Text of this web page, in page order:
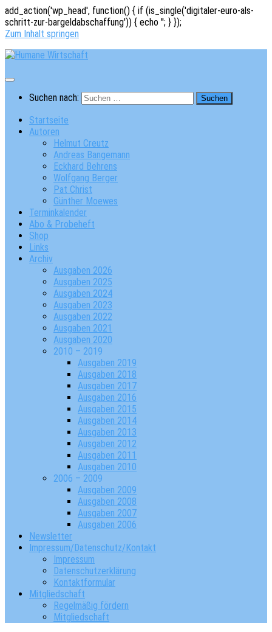
add_action('wp_head', function() { if (is_single('digitaler-euro-als-
schritt-zur-bargeldabschaffung')) { echo ''; } });
Zum Inhalt springen
Suchen nach:
Startseite
Autoren
Helmut Creutz
Andreas Bangemann
Eckhard Behrens
Wolfgang Berger
Pat Christ
Günther Moewes
Terminkalender
Abo & Probeheft
Shop
Links
Archiv
Ausgaben 2026
Ausgaben 2025
Ausgaben 2024
Ausgaben 2023
Ausgaben 2022
Ausgaben 2021
Ausgaben 2020
2010 – 2019
Ausgaben 2019
Ausgaben 2018
Ausgaben 2017
Ausgaben 2016
Ausgaben 2015
Ausgaben 2014
Ausgaben 2013
Ausgaben 2012
Ausgaben 2011
Ausgaben 2010
2006 – 2009
Ausgaben 2009
Ausgaben 2008
Ausgaben 2007
Ausgaben 2006
Newsletter
Impressum/Datenschutz/Kontakt
Impressum
Datenschutzerklärung
Kontaktformular
Mitgliedschaft
Regelmäßig fördern
Mitgliedschaft